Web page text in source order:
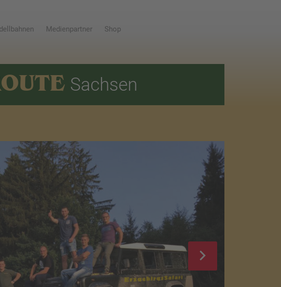
Medienpartner Shop
Sachsen